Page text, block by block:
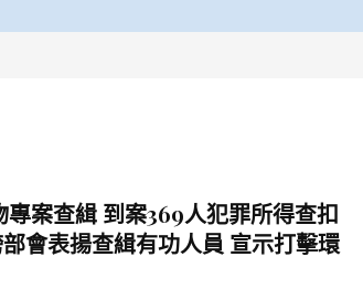
專案查緝 到案369人犯罪所得查扣
會表揚查緝有功人員 宣示打擊環